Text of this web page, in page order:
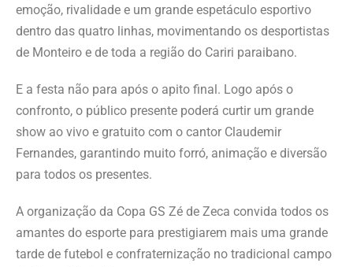
emoção, rivalidade e um grande espetáculo esportivo
dentro das quatro linhas, movimentando os desportistas
de Monteiro e de toda a região do Cariri paraibano.
E a festa não para após o apito final. Logo após o
confronto, o público presente poderá curtir um grande
show ao vivo e gratuito com o cantor Claudemir
Fernandes, garantindo muito forró, animação e diversão
para todos os presentes.
A organização da Copa GS Zé de Zeca convida todos os
amantes do esporte para prestigiarem mais uma grande
tarde de futebol e confraternização no tradicional campo